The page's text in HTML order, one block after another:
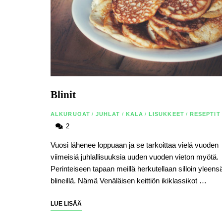
Blinit
ALKURUOAT / JUHLAT / KALA / LISUKKEET / RESEPTIT
2
Vuosi lähenee loppuaan ja se tarkoittaa vielä vuoden
viimeisiä juhlallisuuksia uuden vuoden vieton myötä.
Perinteiseen tapaan meillä herkutellaan silloin
blineillä. Nämä Venäläisen keittiön ikiklassikot …
LUE LISÄÄ